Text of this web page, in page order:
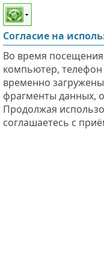
Этот сайт
слабовидящих
Согласие на
Во время
компьютер, телефон
временно
фрагменты данных,
Продолжая
соглашаетесь с